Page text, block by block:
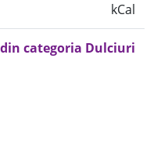
kCal
categoria Dulciuri